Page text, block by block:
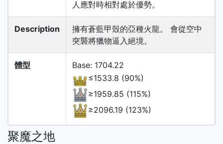
人應對時相對處於優勢。
Description
擁有蒼藍甲殼的亞種火龍。 會從空中
突襲將獵物逼入絕境。
體型
Base: 1704.22
≤1533.8 (90%)
≥1959.85 (115%)
≥2096.19 (123%)
聚魔之地